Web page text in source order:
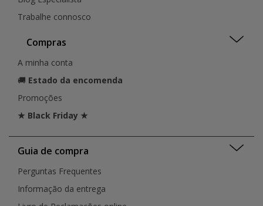
Trabalhe connosco
Compras
A minha conta
🚚 Estado da encomenda
Promoções
★ Black Friday ★
Guia de compra
Perguntas Frequentes
Informação da entrega